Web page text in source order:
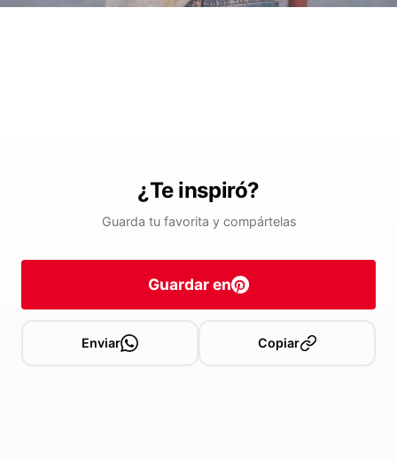
¿Te inspiró?
Guarda tu favorita y compártelas
Guardar en
Enviar Copiar